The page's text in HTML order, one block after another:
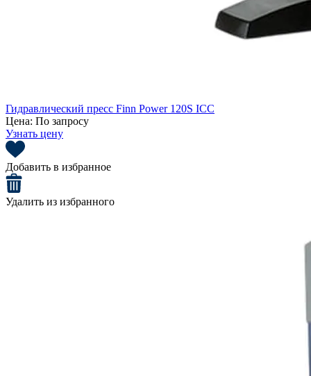
Гидравлический пресс Finn Power 120S ICC
Цена: По запросу
Узнать цену
Добавить в избранное
Удалить из избранного